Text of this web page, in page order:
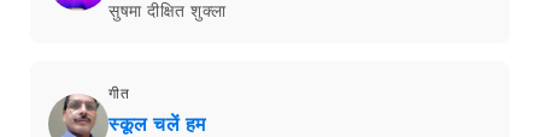
सुषमा दीक्षित शुक्ला
गीत
स्कूल चलें हम